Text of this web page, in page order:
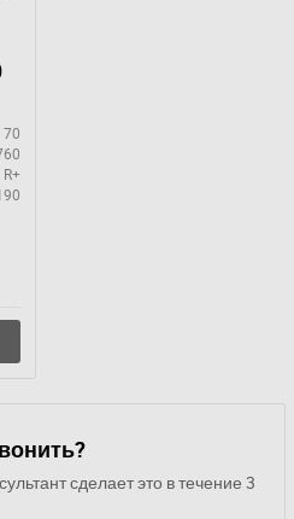
70
R+
сделает это в течение 3